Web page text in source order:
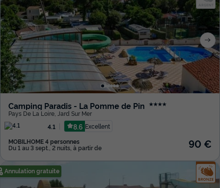
Camping Paradis - La Pomme de Pin ★★★★
Pays De La Loire Jard Sur Mer
4.1
8.6 Excellent
MOBILHOME 4 personnes
Du 1 au 3 sept., 2 nuits, à partir de 90 €
Annulation gratuite